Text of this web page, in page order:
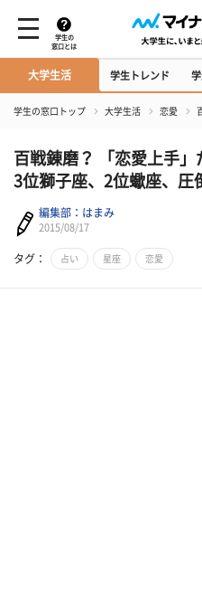
学生の
窓口とは
大学生活 学生トレンド
学生の窓口トップ 大学生活 恋愛
百戦錬磨？ 「恋愛上手」
3位獅子座、2位蠍座、
編集部：はまみ
2015/08/17
タグ： 占い 星座 恋愛